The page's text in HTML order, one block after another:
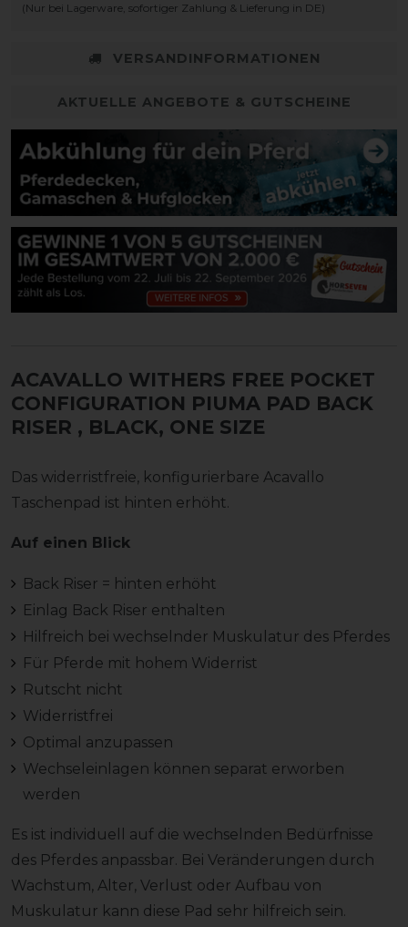
(Nur bei Lagerware, sofortiger Zahlung & Lieferung in DE)
VERSANDINFORMATIONEN
AKTUELLE ANGEBOTE & GUTSCHEINE
ACAVALLO WITHERS FREE POCKET
CONFIGURATION PIUMA PAD BACK
RISER , BLACK, ONE SIZE
Das widerristfreie, konfigurierbare Acavallo
Taschenpad ist hinten erhöht.
Auf einen Blick
Back Riser = hinten erhöht
Einlag Back Riser enthalten
Hilfreich bei wechselnder Muskulatur des Pferdes
Für Pferde mit hohem Widerrist
Rutscht nicht
Widerristfrei
Optimal anzupassen
Wechseleinlagen können separat erworben
werden
Es ist individuell auf die wechselnden Bedürfnisse
des Pferdes anpassbar. Bei Veränderungen durch
Wachstum, Alter, Verlust oder Aufbau von
Muskulatur kann diese Pad sehr hilfreich sein.